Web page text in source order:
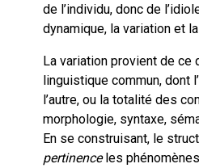
de l’individu, donc de
dynamique, la variation et
La variation provient de ce
linguistique commun, dont
l’autre, ou la totalité des
morphologie, syntaxe,
En se construisant, le
pertinenceles